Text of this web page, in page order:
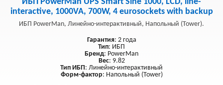
interactive, 1000VA, 700W, 4 eurosockets with backup
ИБП PowerMan, Линейно-интерактивный, Напольный (Tower).
Гарантия: 2 года
Тип: ИБП
Бренд: PowerMan
Вес: 9.82
Тип ИБП: Линейно-интерактивный
Форм-фактор: Напольный (Tower)